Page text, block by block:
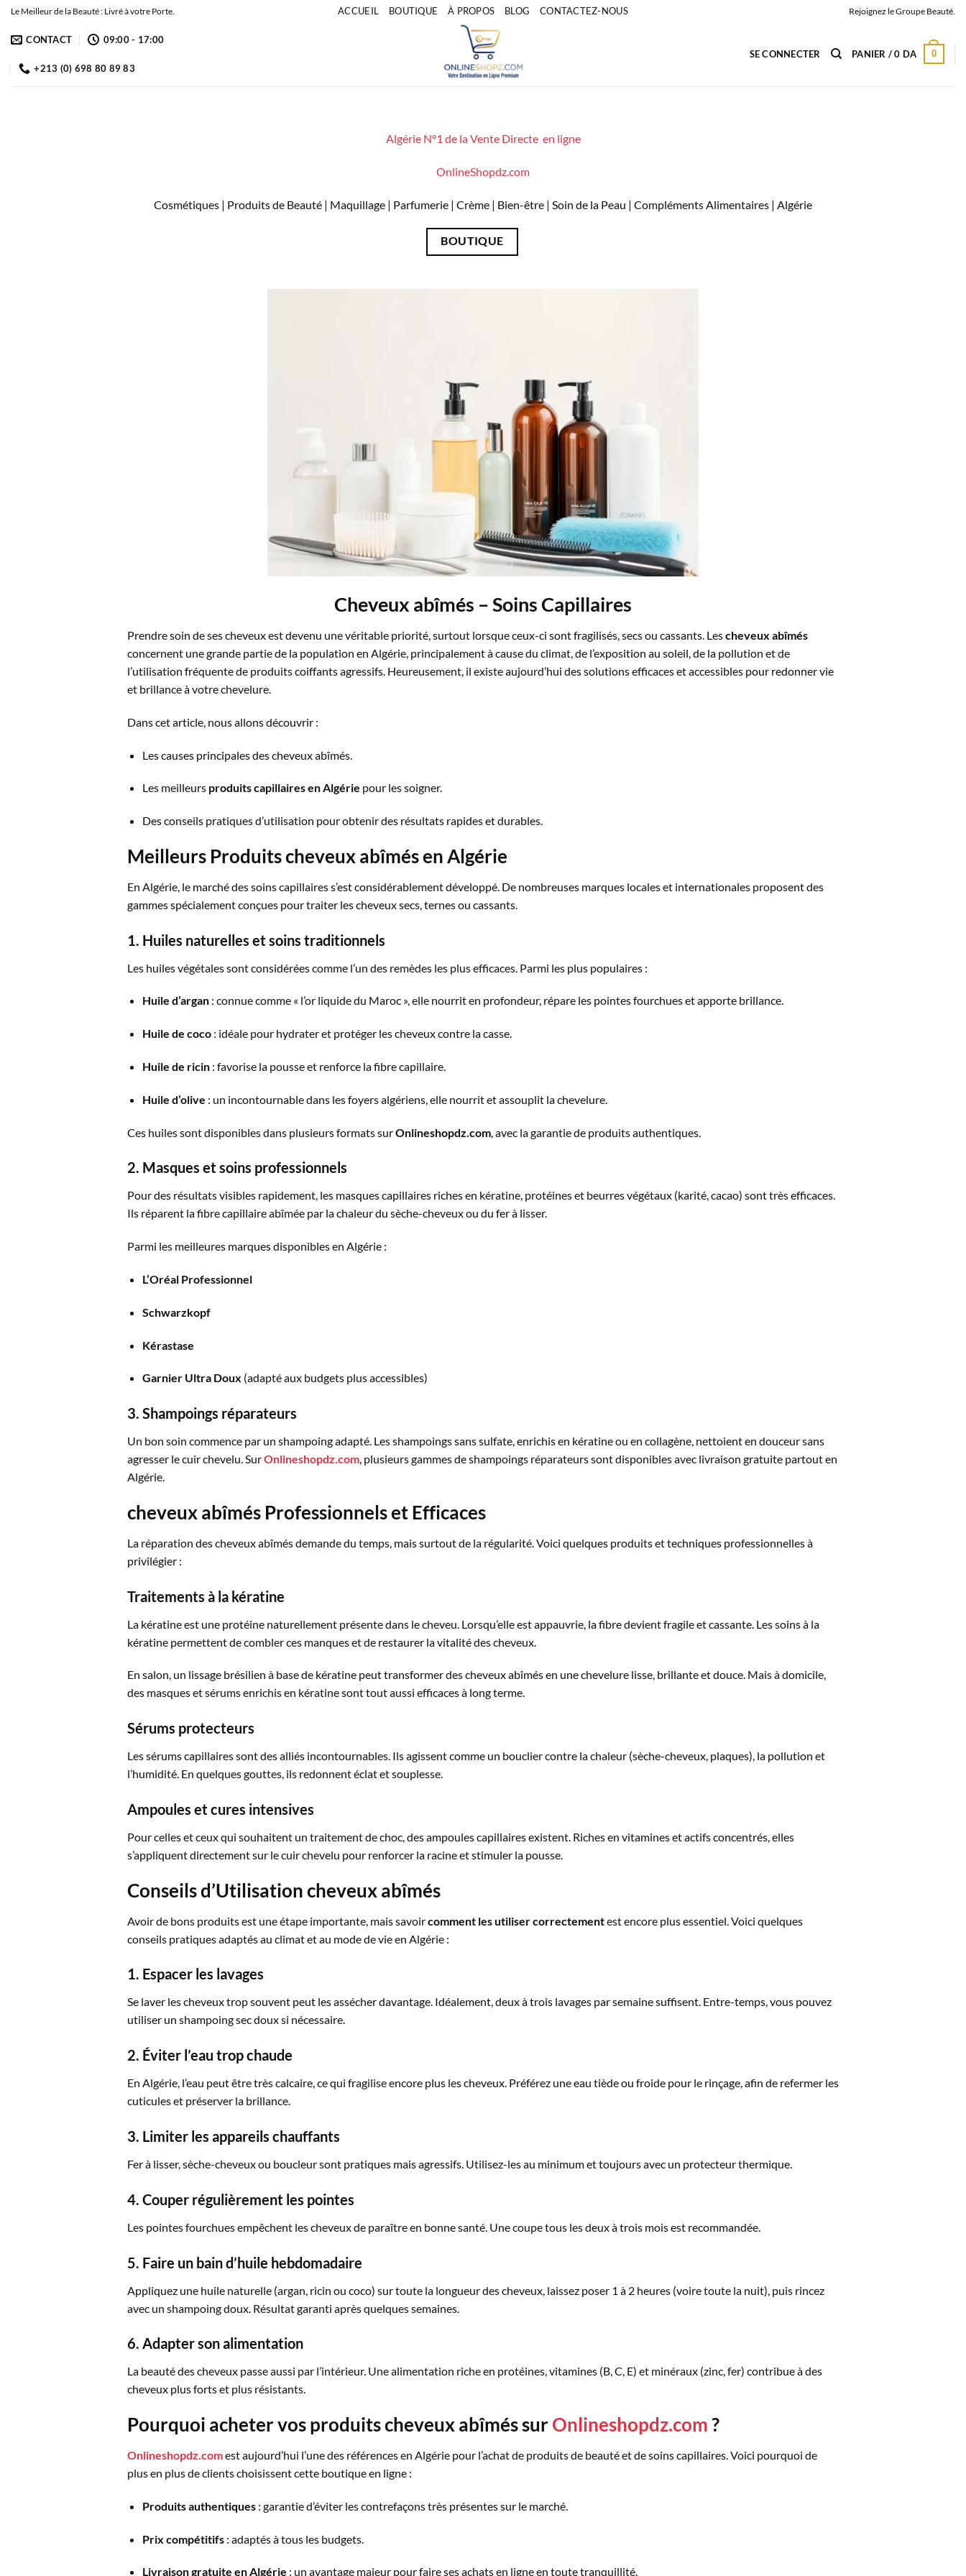
Passer
contenu
Le Meilleur de la Beauté : Livré à votre Porte. ACCUEIL BOUTIQUE À PROPOS BLOG CONTACTEZ-NOUS Rejoignez le Groupe Beauté.
CONTACT 09:00 - 17:00
+213 (0) 698 80 89 83
SE CONNECTER PANIER /0 DA 0
Algérie N°1 de la Vente Directe en ligne
OnlineShopdz.com
Cosmétiques | Produits de Beauté | Maquillage | Parfumerie | Crème | Bien-être | Soin de la Peau | Compléments Alimentaires | Algérie
BOUTIQUE
Cheveux abîmés – Soins Capillaires
Prendre soin de ses cheveux est devenu une véritable priorité, surtout lorsque ceux-ci sont fragilisés, secs ou cassants. Lescheveux abîmés
concernent une grande partie de la population en Algérie, principalement à cause du climat, de l’exposition au soleil, de la pollution et de
l’utilisation fréquente de produits coiffants agressifs. Heureusement, il existe aujourd’hui des solutions efficaces et accessibles pour redonner vie
et brillance à votre chevelure.
Dans cet article, nous allons découvrir :
Les causes principales des cheveux abîmés.
Les meilleurs produits capillaires en Algérie pour les soigner.
Des conseils pratiques d’utilisation pour obtenir des résultats rapides et durables.
Meilleurs Produits cheveux abîmés en Algérie
En Algérie, le marché des soins capillaires s’est considérablement développé. De nombreuses marques locales et internationales proposent des
gammes spécialement conçues pour traiter les cheveux secs, ternes ou cassants.
1. Huiles naturelles et soins traditionnels
Les huiles végétales sont considérées comme l’un des remèdes les plus efficaces. Parmi les plus populaires :
Huile d’argan: connue comme « l’or liquide du Maroc », elle nourrit en profondeur, répare les pointes fourchues et apporte brillance.
Huile de coco: idéale pour hydrater et protéger les cheveux contre la casse.
Huile de ricin: favorise la pousse et renforce la fibre capillaire.
Huile d’olive : un incontournable dans les foyers algériens, elle nourrit et assouplit la chevelure.
Ces huiles sont disponibles dans plusieurs formats surOnlineshopdz.com , avec la garantie de produits authentiques.
2. Masques et soins professionnels
Pour des résultats visibles rapidement, les masques capillaires riches en kératine, protéines et beurres végétaux (karité, cacao) sont très efficaces.
Ils réparent la fibre capillaire abîmée par la chaleur du sèche-cheveux ou du fer à lisser.
Parmi les meilleures marques disponibles en Algérie :
L’Oréal Professionnel
Schwarzkopf
Kérastase
Garnier Ultra Doux (adapté aux budgets plus accessibles)
3. Shampoings réparateurs
Un bon soin commence par un shampoing adapté. Les shampoings sans sulfate, enrichis en kératine ou en collagène, nettoient en douceur sans
agresser le cuir chevelu. SurOnlineshopdz.com, plusieurs gammes de shampoings réparateurs sont disponibles avec livraison gratuite partout en
Algérie.
cheveux abîmés Professionnels et Efficaces
La réparation des cheveux abîmés demande du temps, mais surtout de la régularité. Voici quelques produits et techniques professionnelles à
privilégier :
Traitements à la kératine
La kératine est une protéine naturellement présente dans le cheveu. Lorsqu’elle est appauvrie, la fibre devient fragile et cassante. Les soins à la
kératine permettent de combler ces manques et de restaurer la vitalité des cheveux.
En salon, un lissage brésilien à base de kératine peut transformer des cheveux abîmés en une chevelure lisse, brillante et douce. Mais à domicile,
des masques et sérums enrichis en kératine sont tout aussi efficaces à long terme.
Sérums protecteurs
Les sérums capillaires sont des alliés incontournables. Ils agissent comme un bouclier contre la chaleur (sèche-cheveux, plaques), la pollution et
l’humidité. En quelques gouttes, ils redonnent éclat et souplesse.
Ampoules et cures intensives
Pour celles et ceux qui souhaitent un traitement de choc, des ampoules capillaires existent. Riches en vitamines et actifs concentrés, elles
s’appliquent directement sur le cuir chevelu pour renforcer la racine et stimuler la pousse.
Conseils d’Utilisation cheveux abîmés
Avoir de bons produits est une étape importante, mais savoircomment les utiliser correctementest encore plus essentiel. Voici quelques
conseils pratiques adaptés au climat et au mode de vie en Algérie :
1. Espacer les lavages
Se laver les cheveux trop souvent peut les assécher davantage. Idéalement, deux à trois lavages par semaine suffisent. Entre-temps, vous pouvez
utiliser un shampoing sec doux si nécessaire.
2. Éviter l’eau trop chaude
En Algérie, l’eau peut être très calcaire, ce qui fragilise encore plus les cheveux. Préférez une eau tiède ou froide pour le rinçage, afin de refermer les
cuticules et préserver la brillance.
3. Limiter les appareils chauffants
Fer à lisser, sèche-cheveux ou boucleur sont pratiques mais agressifs. Utilisez-les au minimum et toujours avec un protecteur thermique.
4. Couper régulièrement les pointes
Les pointes fourchues empêchent les cheveux de paraître en bonne santé. Une coupe tous les deux à trois mois est recommandée.
5. Faire un bain d’huile hebdomadaire
Appliquez une huile naturelle (argan, ricin ou coco) sur toute la longueur des cheveux, laissez poser 1 à 2 heures (voire toute la nuit), puis rincez
avec un shampoing doux. Résultat garanti après quelques semaines.
6. Adapter son alimentation
La beauté des cheveux passe aussi par l’intérieur. Une alimentation riche en protéines, vitamines (B, C, E) et minéraux (zinc, fer) contribue à des
cheveux plus forts et plus résistants.
Pourquoi acheter vos produits cheveux abîmés sur Onlineshopdz.com ?
Onlineshopdz.comest aujourd’hui l’une des références en Algérie pour l’achat de produits de beauté et de soins capillaires. Voici pourquoi de
plus en plus de clients choisissent cette boutique en ligne :
Produits authentiques: garantie d’éviter les contrefaçons très présentes sur le marché.
Prix compétitifs: adaptés à tous les budgets.
Livraison gratuite en Algérie : un avantage majeur pour faire ses achats en ligne en toute tranquillité.